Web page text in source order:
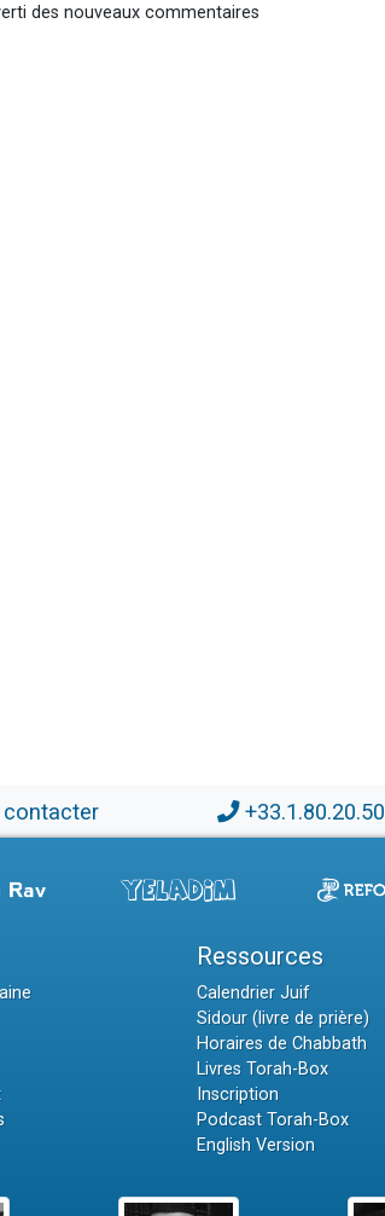
des nouveaux commentaires
Ressources
Calendrier Juif
Sidour (livre de prière)
Horaires de Chabbath
Livres Torah-Box
Inscription
Podcast Torah-Box
English Version